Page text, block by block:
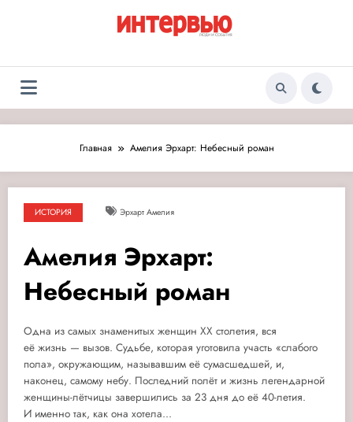
Журнал «Интервью:
Люди и события»
Люди и события
Главная Амелия Эрхарт: Небесный роман
ИСТОРИЯ Эрхарт Амелия
Амелия Эрхарт:
Небесный роман
Одна из самых знаменитых женщин ХХ столетия, вся
её жизнь — вызов. Судьбе, которая уготовила участь «слабого
пола», окружающим, называвшим её сумасшедшей, и,
наконец, самому небу. Последний полёт и жизнь легендарной
женщины-лётчицы завершились за 23 дня до её 40-летия.
И именно так, как она хотела...